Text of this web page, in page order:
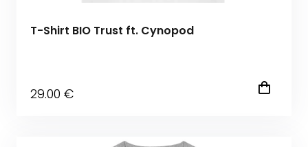
T-Shirt BIO Trust ft. Cynopod
29.00 €